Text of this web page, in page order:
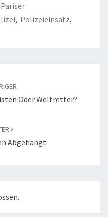
Pariser
, Polizeieinsatz,
Oder Weltretter?
Abgehängt